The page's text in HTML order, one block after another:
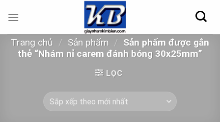
Trang chủ / Sản phẩm / Sản phẩm được gắn
thẻ “Nhám nỉ carem đánh bóng 30x25mm”
LỌC